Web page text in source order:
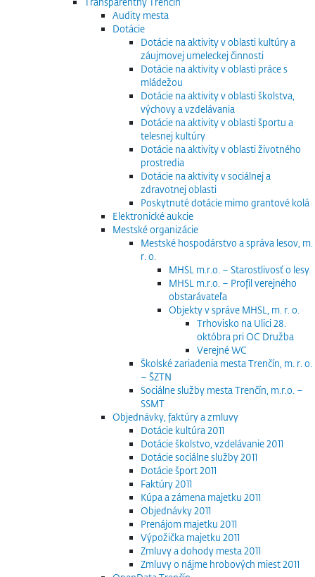
Audity mesta
Dotácie
Dotácie na aktivity v oblasti kultúry a
záujmovej umeleckej činnosti
Dotácie na aktivity v oblasti práce s
mládežou
Dotácie na aktivity v oblasti školstva,
výchovy a vzdelávania
Dotácie na aktivity v oblasti športu a
telesnej kultúry
Dotácie na aktivity v oblasti životného
prostredia
Dotácie na aktivity v sociálnej a
zdravotnej oblasti
Poskytnuté dotácie mimo grantové kolá
Elektronické aukcie
Mestské organizácie
Mestské hospodárstvo a správa lesov, m.
r. o.
MHSL m.r.o. – Starostlivosť o lesy
MHSL m.r.o. – Profil verejného
obstarávateľa
Objekty v správe MHSL, m. r. o.
Trhovisko na Ulici 28.
októbra pri OC Družba
Verejné WC
Školské zariadenia mesta Trenčín, m. r. o.
– ŠZTN
Sociálne služby mesta Trenčín, m.r.o. –
SSMT
Objednávky, faktúry a zmluvy
Dotácie kultúra 2011
Dotácie školstvo, vzdelávanie 2011
Dotácie sociálne služby 2011
Dotácie šport 2011
Faktúry 2011
Kúpa a zámena majetku 2011
Objednávky 2011
Prenájom majetku 2011
Výpožička majetku 2011
Zmluvy a dohody mesta 2011
Zmluvy o nájme hrobových miest 2011